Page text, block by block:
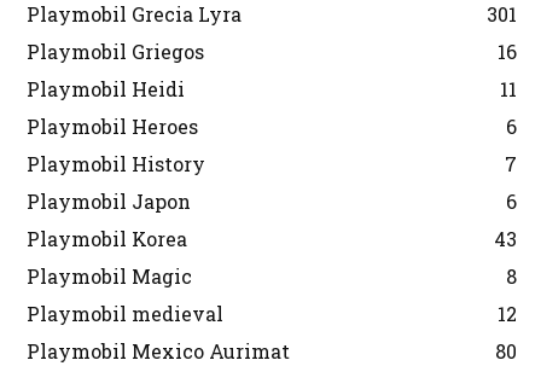
Playmobil Grecia Lyra
301
Playmobil Griegos
16
Playmobil Heidi
11
Playmobil Heroes
6
Playmobil History
7
Playmobil Japon
6
Playmobil Korea
43
Playmobil Magic
8
Playmobil medieval
12
Playmobil Mexico Aurimat
80